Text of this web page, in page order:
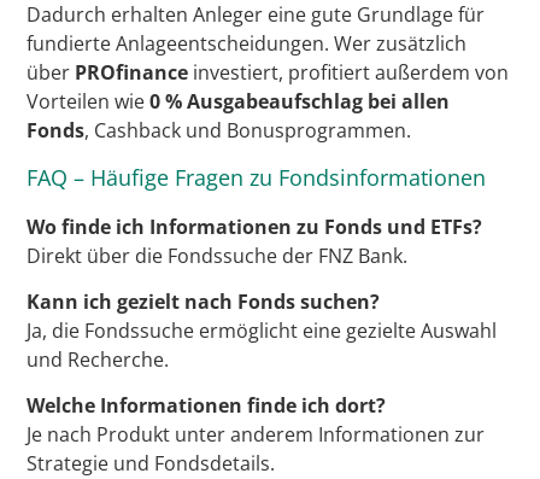
Dadurch erhalten Anleger eine gute Grundlage für
fundierte Anlageentscheidungen. Wer zusätzlich
über PROfinance investiert, profitiert außerdem von
Vorteilen wie0 % Ausgabeaufschlag bei allen
Fonds, Cashback und Bonusprogrammen.
FAQ – Häufige Fragen zu Fondsinformationen
Wo finde ich Informationen zu Fonds und ETFs?
Direkt über die Fondssuche der FNZ Bank.
Kann ich gezielt nach Fonds suchen?
Ja, die Fondssuche ermöglicht eine gezielte Auswahl
und Recherche.
Welche Informationen finde ich dort?
Je nach Produkt unter anderem Informationen zur
Strategie und Fondsdetails.